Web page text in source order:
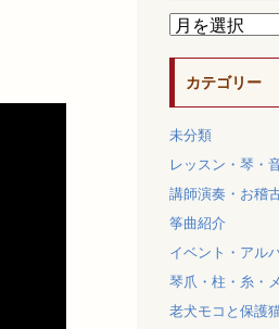
カテゴリー
未分類
レッスン・琴・
講師演奏・お稽
筝曲紹介
イベント・アル
琴爪・柱・糸・
老犬モコと保護